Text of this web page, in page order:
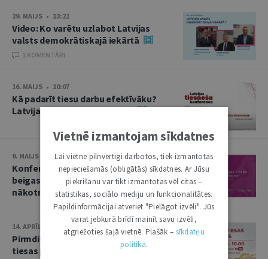
29. MAIJS • 13:21
Video: Ko varētu uzlabot Latvijas
valsts demokrātiskajā iekārtā
1 KOMENTĀRI
16. MAIJS • 10:07
Kā padarīt tiesu darbu efektīvāku?
Latvijas tiesnešu konference
9. MAIJS • 13:50
Konference “Otrā pasaules kara
beigas Eiropā un Baltija: nolaupītā
nākotne”
14. APRĪLIS • 10:13
Pirmdien plēnumā – Augstākās
tiesas priekšsēdētāja amata
Vietnē izmantojam sīkdatnes
Lai vietne pilnvērtīgi darbotos, tiek izmantotas
nepieciešamās (obligātās) sīkdatnes. Ar Jūsu
piekrišanu var tikt izmantotas vēl citas –
statistikas, sociālo mediju un funkcionalitātes.
Papildinformācijai atveriet "Pielāgot izvēli". Jūs
varat jebkurā brīdī mainīt savu izvēli,
atgriežoties šajā vietnē. Plašāk – sīkdatņu
politikā.